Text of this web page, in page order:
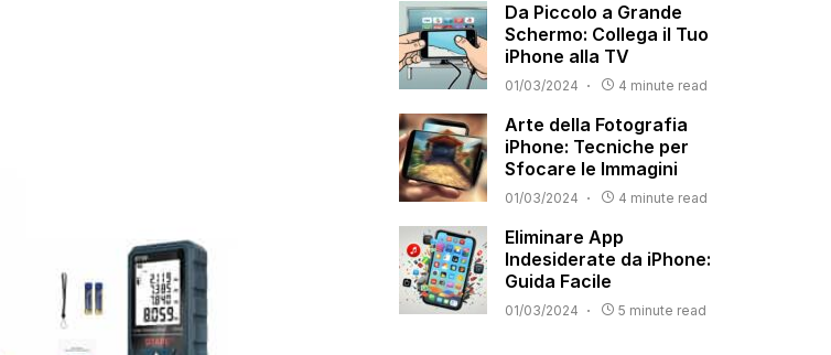
Da Piccolo a Grande
Schermo: Collega il Tuo
iPhone alla TV
01/03/2024 4 minute read
Arte della Fotografia
iPhone: Tecniche per
Sfocare le Immagini
01/03/2024 4 minute read
Eliminare App
Indesiderate da iPhone:
Guida Facile
01/03/2024 5 minute read